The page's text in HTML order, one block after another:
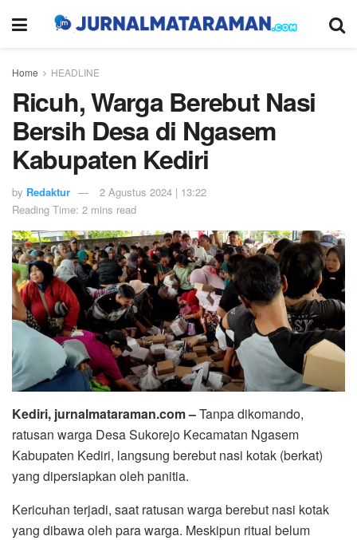
Home HEADLINE
Ricuh, Warga Berebut Nasi
Bersih Desa di Ngasem
Kabupaten Kediri
by Redaktur
2 Agustus 2024 | 13:22
Reading Time: 2 mins read
Kediri, jurnalmataraman.com –Tanpa dikomando,
ratusan warga Desa Sukorejo Kecamatan Ngasem
Kabupaten Kediri, langsung berebut nasi kotak (berkat)
yang dipersiapkan oleh panitia.
Kericuhan terjadi, saat ratusan warga berebut nasi kotak
yang dibawa oleh para warga. Meskipun ritual belum